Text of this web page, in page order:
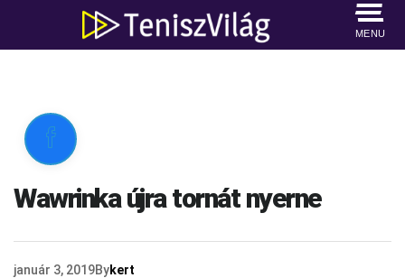
MENU

Wawrinka újra tornát nyerne
január 3, 2019Bykert